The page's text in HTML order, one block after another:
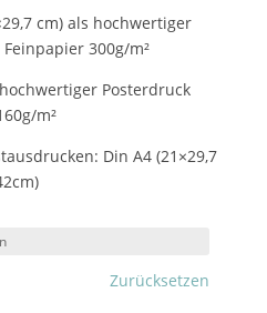
cm) als hochwertiger
300g/m²
Posterdruck
m²
Din A4 (21×29,7
Zurücksetzen